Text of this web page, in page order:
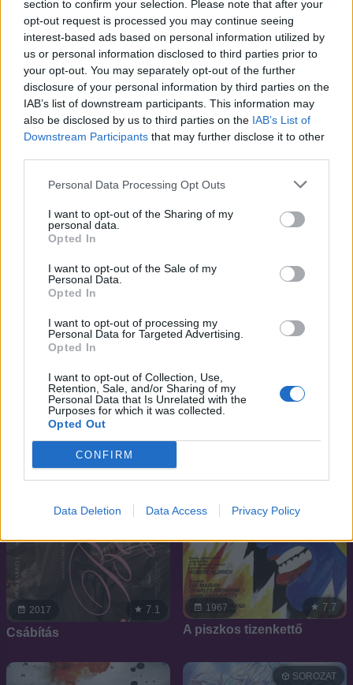
section to confirm your selection. Please note that after your
opt-out request is processed you may continue seeing
interest-based ads based on personal information utilized by
us or personal information disclosed to third parties prior to
your opt-out. You may separately opt-out of the further
disclosure of your personal information by third parties on the
IAB’s list of downstream participants. This information may
also be disclosed by us to third parties on the IAB’s List of
Downstream Participants that may further disclose it to other
Personal Data Processing Opt Outs
I want to opt-out of the Sharing of my
personal data.
Opted In
I want to opt-out of the Sale of my
Personal Data.
Opted In
I want to opt-out of processing my
Personal Data for Targeted Advertising.
Opted In
I want to opt-out of Collection, Use,
Retention, Sale, and/or Sharing of my
Personal Data that Is Unrelated with the
Purposes for which it was collected.
Opted Out
CONFIRM
Data Deletion Data Access Privacy Policy
2001
Ellenséges terület
2019
La Llorona - A gyászoló
asszony
2000
Nürnberg 2. rész
2017
2017 7.1
Csábítás
1967 7.7
A piszkos tizenkettő
SOROZAT